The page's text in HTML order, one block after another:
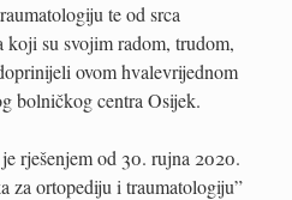
te od srca
koji su svojim radom, trudom,
ovom hvalevrijednom
bolničkog centra Osijek.
rješenjem od 30. rujna 2020.
za ortopediju i traumatologiju”